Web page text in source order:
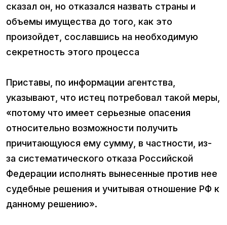
сказал он, но отказался назвать страны и
объемы имущества до того, как это
произойдет, сославшись на необходимую
секретность этого процесса
Приставы, по информации агентства,
указывают, что истец потребовал такой меры,
«потому что имеет серьезные опасения
относительно возможности получить
причитающуюся ему сумму, в частности, из-
за систематического отказа Российской
Федерации исполнять вынесенные против нее
судебные решения и учитывая отношение РФ к
данному решению».